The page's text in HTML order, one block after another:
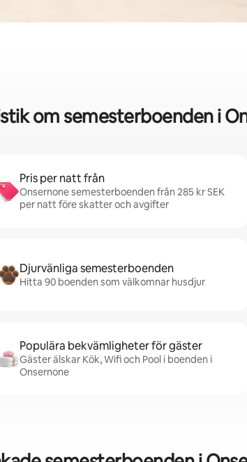
om semesterboenden i
Pris per natt från
Onsernone semesterboenden från 285 kr SEK
per natt före skatter och avgifter
Djurvänliga semesterboenden
Hitta 90 boenden som välkomnar husdjur
Populära bekvämligheter för gäster
Gäster älskar Kök, Wifi och Pool i boenden i
Onsernone